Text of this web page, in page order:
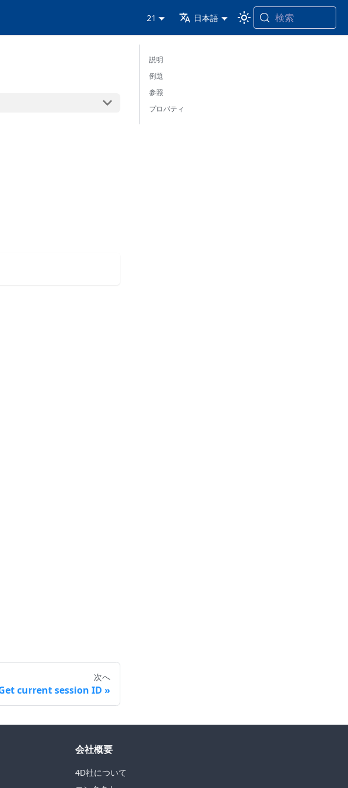
21 日本語 検索
次へ
current session ID
説明
例題
参照
プロパティ
会社概要
4D社について